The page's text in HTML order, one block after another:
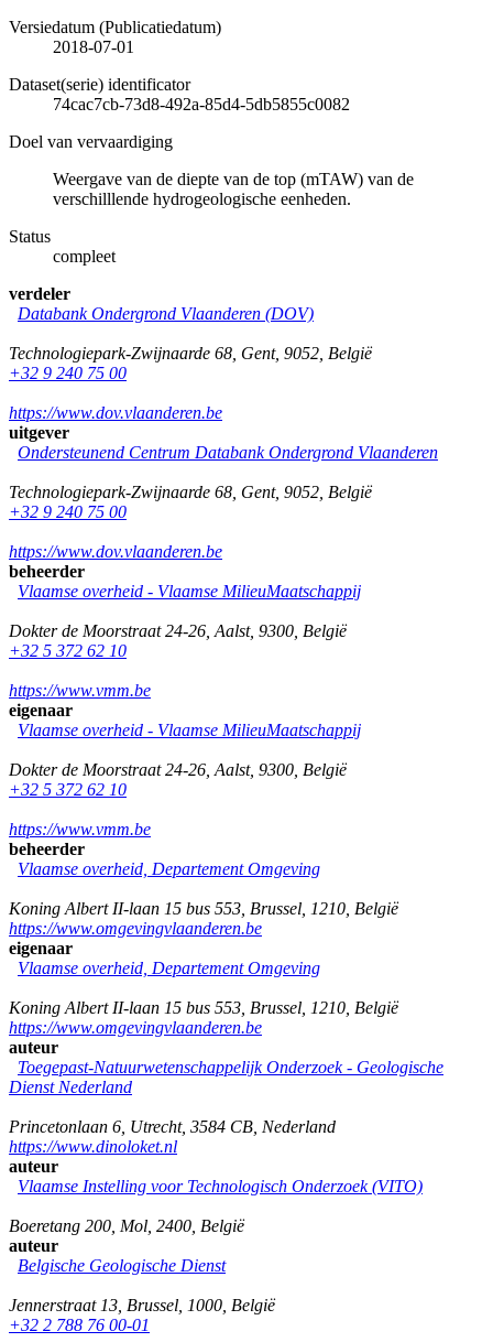
Versiedatum (Publicatiedatum)
2018-07-01
Dataset(serie) identificator
74cac7cb-73d8-492a-85d4-5db5855c0082
Doel van vervaardiging
Weergave van de diepte van de top (mTAW) van de
verschilllende hydrogeologische eenheden.
Status
compleet
verdeler
Databank Ondergrond Vlaanderen (DOV)
Technologiepark-Zwijnaarde 68 Gent, 9052 België
+32 9 240 75 00
https://www.dov.vlaanderen.be
uitgever
Ondersteunend Centrum Databank Ondergrond Vlaanderen
Technologiepark-Zwijnaarde 68 Gent, 9052 België
+32 9 240 75 00
https://www.dov.vlaanderen.be
beheerder
Vlaamse overheid - Vlaamse MilieuMaatschappij
Dokter de Moorstraat 24-26 Aalst, 9300 België
+32 5 372 62 10
https://www.vmm.be
eigenaar
Vlaamse overheid - Vlaamse MilieuMaatschappij
Dokter de Moorstraat 24-26 Aalst, 9300 België
+32 5 372 62 10
https://www.vmm.be
beheerder
Vlaamse overheid, Departement Omgeving
Koning Albert II-laan 15 bus 553 Brussel 1210 België
https://www.omgevingvlaanderen.be
eigenaar
Vlaamse overheid, Departement Omgeving
Koning Albert II-laan 15 bus 553 Brussel 1210 België
https://www.omgevingvlaanderen.be
auteur
Toegepast-Natuurwetenschappelijk Onderzoek - Geologische
Dienst Nederland
Princetonlaan 6 Utrecht, 3584 CB Nederland
https://www.dinoloket.nl
auteur
Vlaamse Instelling voor Technologisch Onderzoek (VITO)
Boeretang 200 Mol 2400 België
auteur
Belgische Geologische Dienst
Jennerstraat 13 Brussel 1000 België
+32 2 788 76 00-01